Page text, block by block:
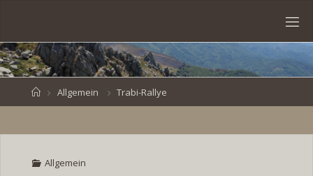
content
VEN
BR
DE
HomeAllgemein Trabi-Rallye
Allgemein